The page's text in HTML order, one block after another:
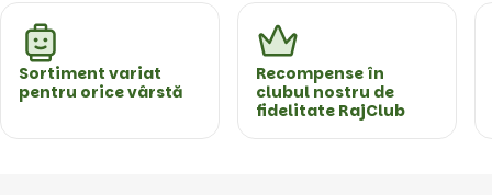
Sortiment variat
pentru orice vârstă
Recompense în
clubul nostru de
fidelitate RajClub